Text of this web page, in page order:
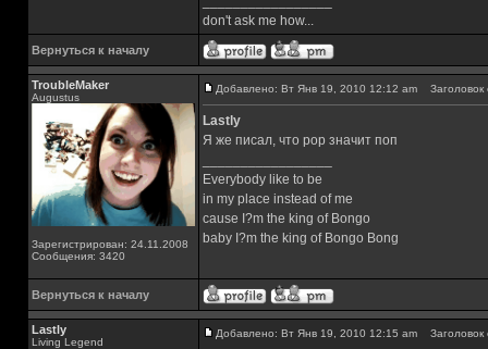
don't ask me how...
Вернуться к началу
TroubleMaker
Augustus
Зарегистрирован: 24.11.2008
Сообщения: 3420
Добавлено: Вт Янв 19, 2010 12:12 am Заголовок
Lastly
Я же писал, что pop значит поп
Everybody like to be
in my place instead of me
cause I?m the king of Bongo
baby I?m the king of Bongo Bong
Вернуться к началу
Lastly
Living Legend
Добавлено: Вт Янв 19, 2010 12:15 am Заголовок